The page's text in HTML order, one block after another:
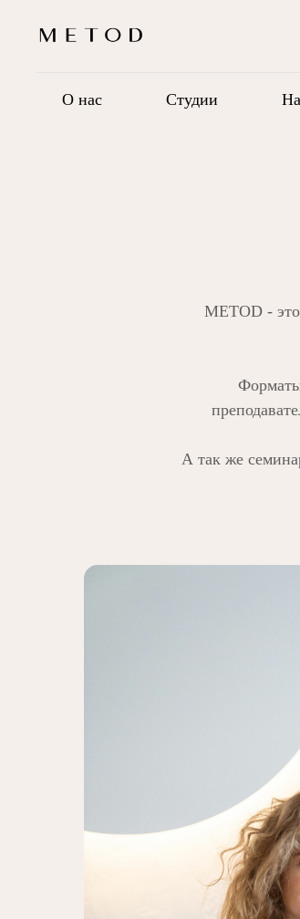
О нас Студии
METOD -
А так же